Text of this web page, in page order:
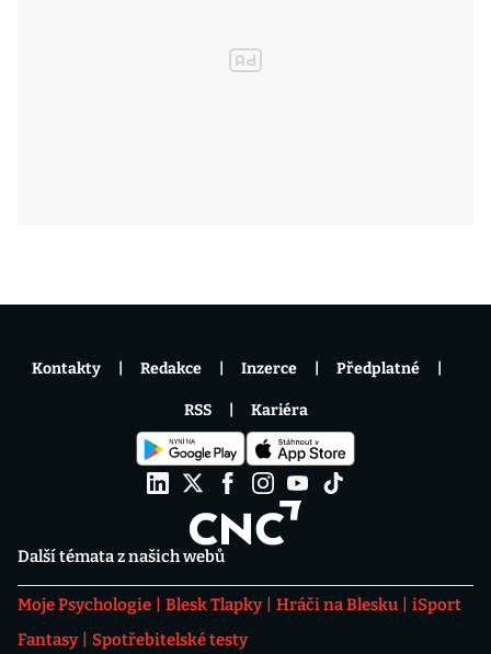
Další témata z našich webů
Moje Psychologie Blesk Tlapky Hráči na Blesku
iSport
Fantasy
Spotřebitelské testy
Kontakty Redakce Inzerce Předplatné
RSS Kariéra